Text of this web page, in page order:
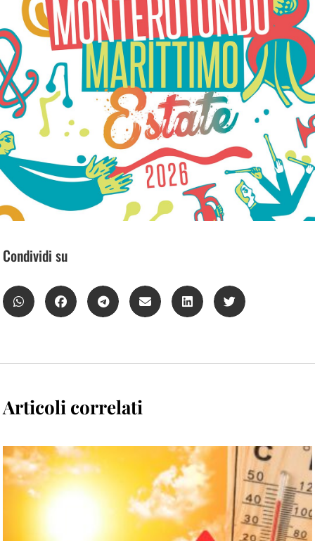
Condividi su
Articoli correlati